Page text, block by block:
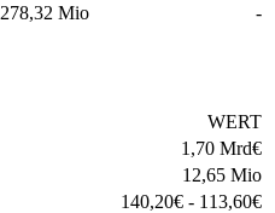
278,32 Mio -
WERT
1,70 Mrd€
12,65 Mio
140,20€ - 113,60€